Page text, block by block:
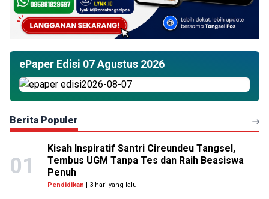
ePaper Edisi 07 Agustus 2026
Berita Populer
01
Kisah Inspiratif Santri Cireundeu Tangsel,
Tembus UGM Tanpa Tes dan Raih Beasiswa
Penuh
Pendidikan | 3 hari yang lalu